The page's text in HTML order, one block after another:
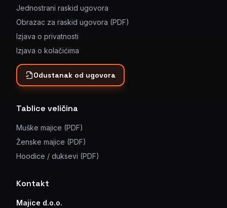
Jednostrani raskid ugovora
Obrazac za raskid ugovora (PDF)
Izjava o privatnosti
Izjava o kolačićima
Odustanak od ugovora
Tablice veličina
Muške majice (PDF)
Ženske majice (PDF)
Hoodice / duksevi (PDF)
Kontakt
Majice d.o.o.